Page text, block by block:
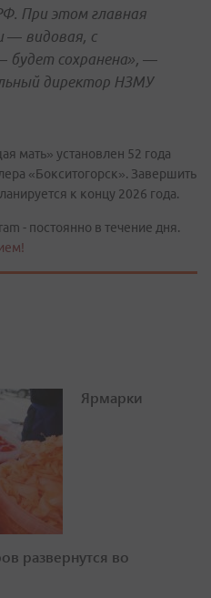
При этом главная
— видовая, с
будет сохранена», —
директор НЗМУ
мать» установлен 52 года
«Бокситогорск». Завершить
к концу 2026 года.
- постоянно в течение дня.
Ярмарки
развернутся во